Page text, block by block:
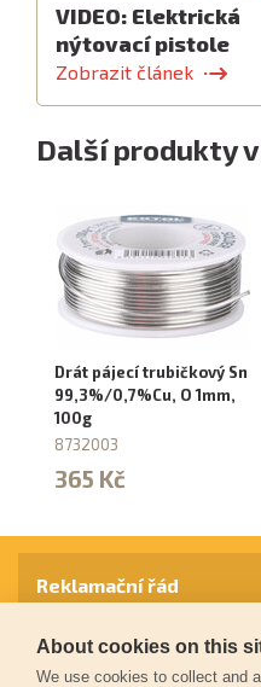
VIDEO: Elektrická
nýtovací pistole
Zobrazit článek
Další produkty
Drát pájecí trubičkový Sn
99,3%/0,7%Cu, O 1mm,
100g
8732003
365 Kč
Reklamační řád
Záruční podmínky
About cookies on this
We use cookies to collect and